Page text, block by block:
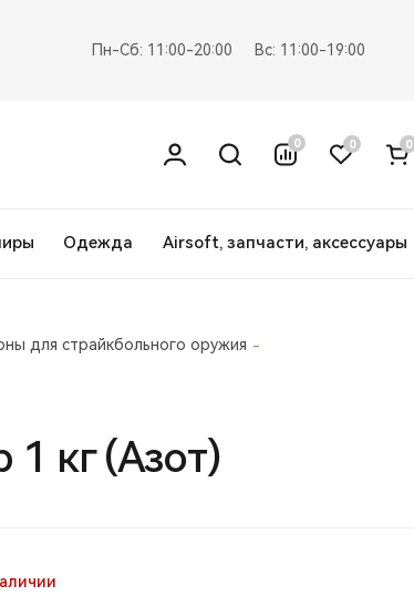
Пн-Сб: 11:00-20:00 Вс: 11:00-19:00
0 0 0
Одежда Airsoft, запчасти, аксессуары
для страйкбольного оружия
кг (Азот)